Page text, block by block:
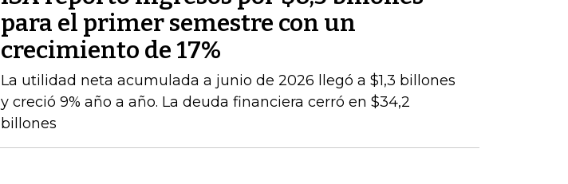
para el primer semestre con un
crecimiento de 17%
La utilidad neta acumulada a junio de 2026 llegó a $1,3 billones
y creció 9% año a año. La deuda financiera cerró en $34,2
billones